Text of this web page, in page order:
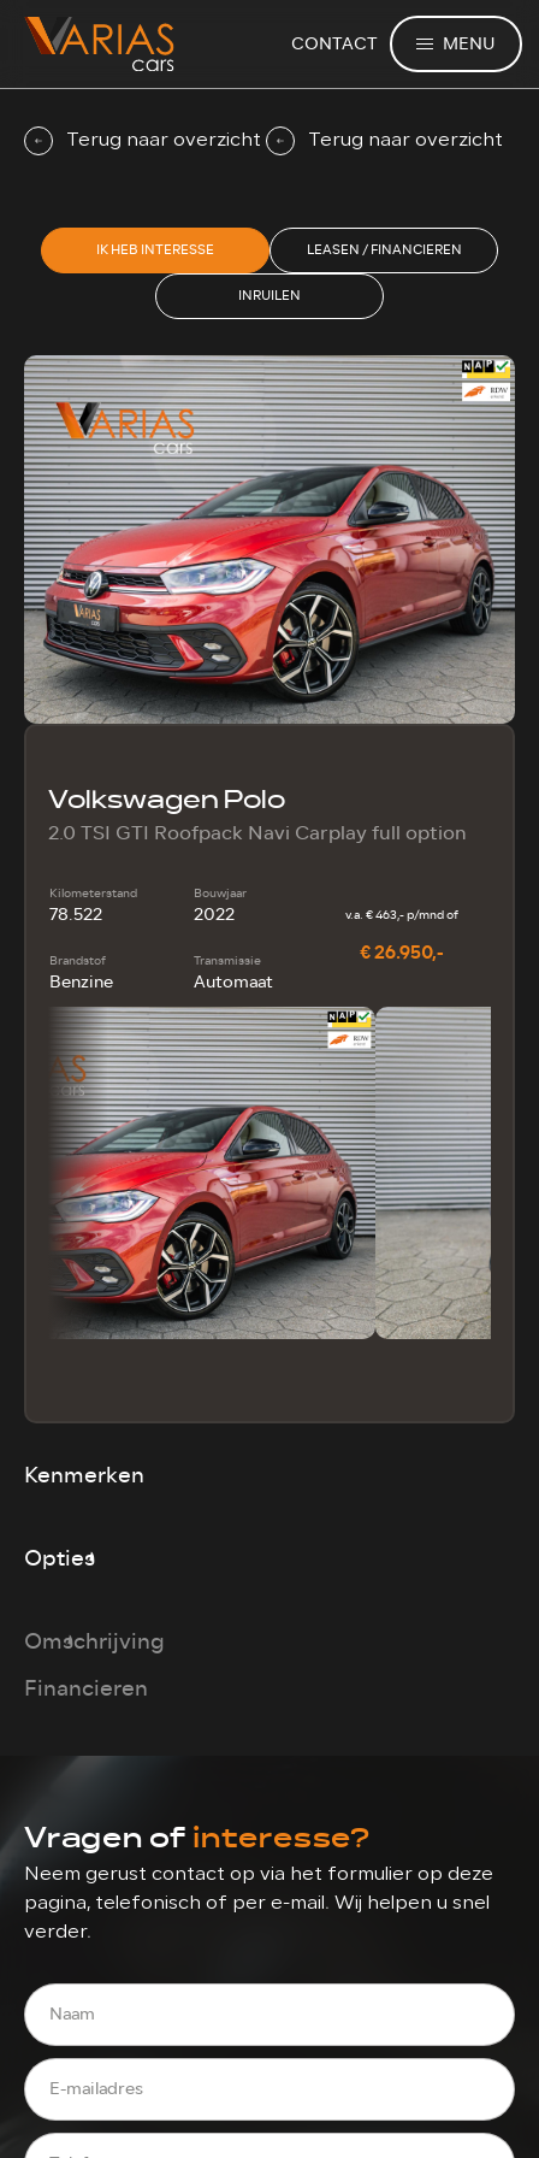
CONTACT MENU
Terug naar overzicht Terug naar overzicht
IK HEB INTERESSE LEASEN / FINANCIEREN
INRUILEN
Volkswagen Polo
2.0 TSI GTI Roofpack Navi Carplay full option
Kilometerstand
78.522
Bouwjaar
2022
Brandstof
Benzine
Transmissie
Automaat
v.a. € 463,- p/mnd of
€ 26.950,-
Kenmerken
Opties
Omschrijving
Financieren
Vragen of interesse?
Neem gerust contact op via het formulier op deze
pagina, telefonisch of per e-mail. Wij helpen u snel
verder.